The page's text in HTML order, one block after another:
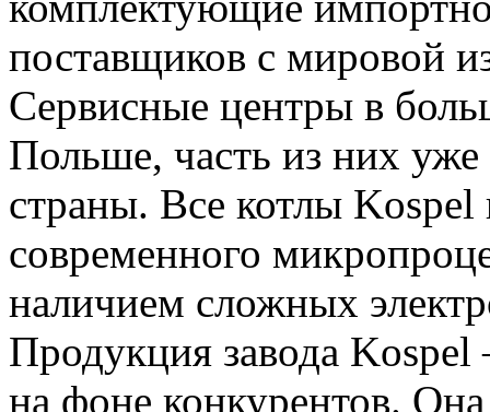
поставщиков с мировой
Сервисные центры в
Польше, часть из них уже
страны. Все котлы
современного
наличием сложных
Продукция завода
на фоне конкурентов. Она